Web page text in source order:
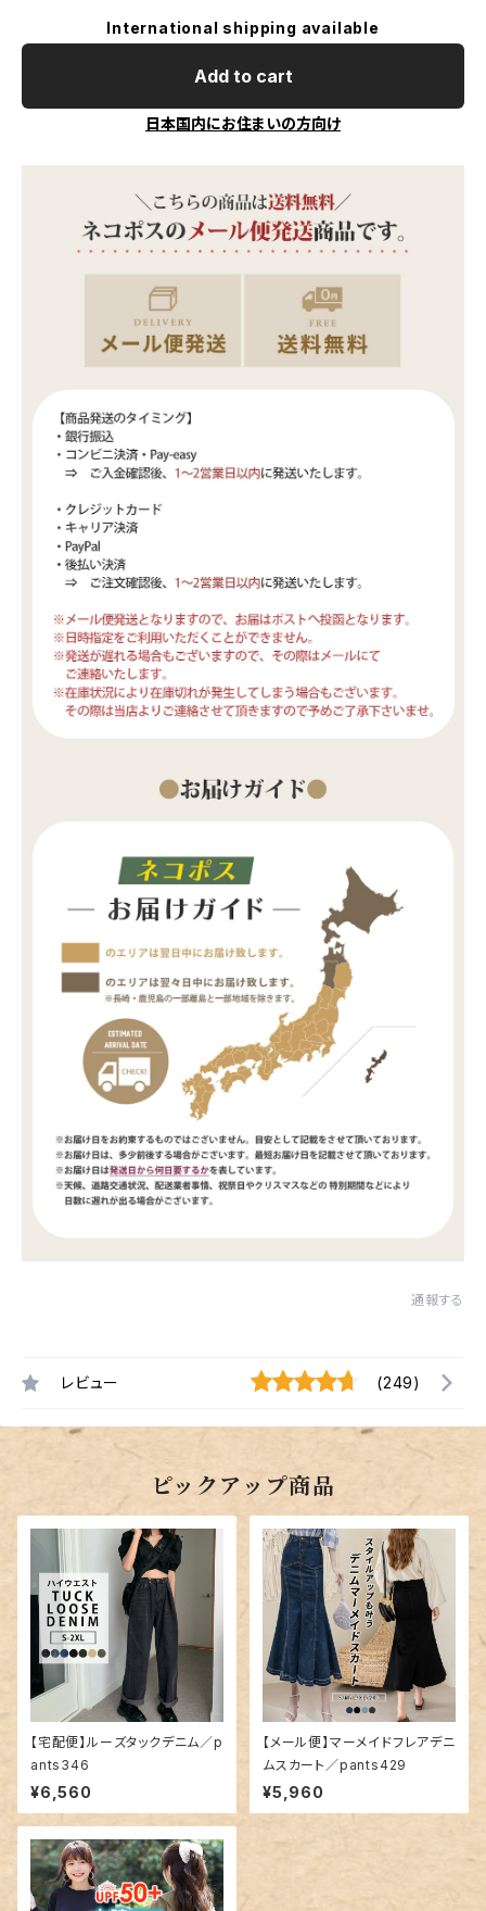
International shipping available
Add to cart
日本国内にお住まいの方向け
通報する
レビュー (249)
ピックアップ商品
【宅配便】ルーズタックデニム／p
ants346
¥6,560
【メール便】マーメイドフレアデニ
ムスカート／pants429
¥5,960